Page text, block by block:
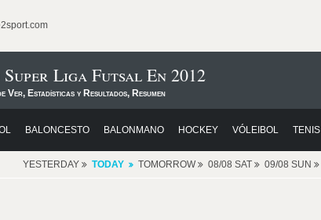
Liga Futsal En 2012
Ver, Estadísticas y Resultados, Resumen
BALONCESTO BALONMANO HOCKEY VÓLEIBOL TENIS
YESTERDAY TODAY TOMORROW 08/08 SAT 09/08 SUN